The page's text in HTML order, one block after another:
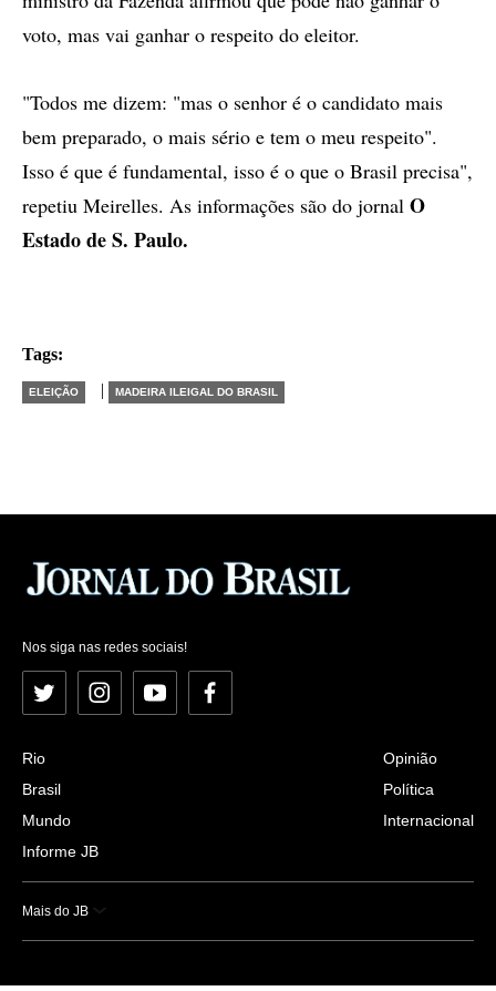
voto, mas vai ganhar o respeito do eleitor.
"Todos me dizem: "mas o senhor é o candidato mais
bem preparado, o mais sério e tem o meu respeito".
Isso é que é fundamental, isso é o que o Brasil precisa",
repetiu Meirelles. As informações são do jornal O
Estado de S. Paulo.
Tags:
ELEIÇÃO | MADEIRA ILEIGAL DO BRASIL
Nos siga nas redes sociais!
Twitter InstagramYouTubeFacebook
Rio
Brasil
Mundo
Informe JB
Opinião
Política
Internacional
Mais do JB
Esportes